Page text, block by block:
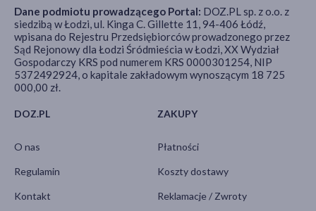
DOZ.PL
O nas
Regulamin
Kontakt
ZAKUPY
Płatności
Koszty dostawy
Reklamacje / Zwroty
Dane podmiotu prowadzącego Portal: DOZ.PL sp. z o.o. z
siedzibą w Łodzi, ul. Kinga C. Gillette 11, 94-406 Łódź,
wpisana do Rejestru Przedsiębiorców prowadzonego przez
Sąd Rejonowy dla Łodzi Śródmieścia w Łodzi, XX Wydział
Gospodarczy KRS pod numerem KRS 0000301254, NIP
5372492924, o kapitale zakładowym wynoszącym 18 725
000,00 zł.